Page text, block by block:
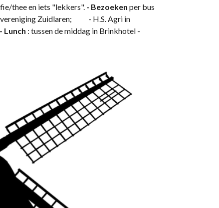
thee en iets "lekkers". - Bezoeken per bus
Zuidlaren; - H.S. Agri in
- Lunch : tussen de middag in Brinkhotel -